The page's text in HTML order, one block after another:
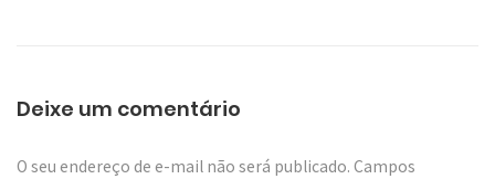
Deixe um comentário
O seu endereço de e-mail não será publicado. Campos